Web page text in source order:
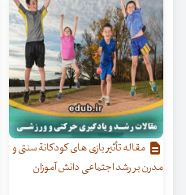
مقاله تأثیر بازی های کودکانة سنتی و
مدرن بر رشد اجتماعی دانش آموزان